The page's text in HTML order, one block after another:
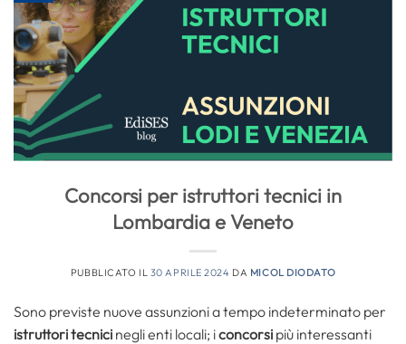
Concorsi per istruttori tecnici in
Lombardia e Veneto
PUBBLICATO IL 30 APRILE 2024 DA MICOL DIODATO
Sono previste nuove assunzioni a tempo indeterminato per
istruttori tecnici negli enti locali; iconcorsi più interessanti